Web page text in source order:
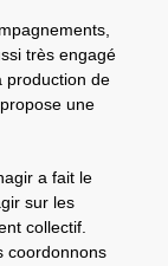
très engagé
production de
une
a fait le
sur les
collectif.
coordonnons